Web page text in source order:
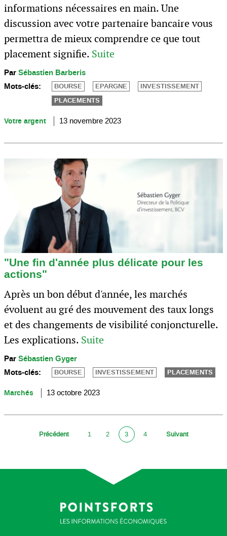
informations nécessaires en main. Une
discussion avec votre partenaire bancaire vous
permettra de mieux comprendre ce que tout
placement signifie. Suite
ParSébastien Barberis
Mots-clés:
BOURSE EPARGNE
INVESTISSEMENT
PLACEMENTS
Votre argent 13 novembre 2023
"Une fin d'année plus délicate pour les
actions"
Après un bon début d'année, les marchés
évoluent au gré des mouvement des taux longs
et des changements de visibilité conjoncturelle.
Les explications. Suite
ParSébastien Gyger
Mots-clés:
BOURSE INVESTISSEMENT PLACEMENTS
Marchés 13 octobre 2023
Précédent 1 2 3 4 Suivant